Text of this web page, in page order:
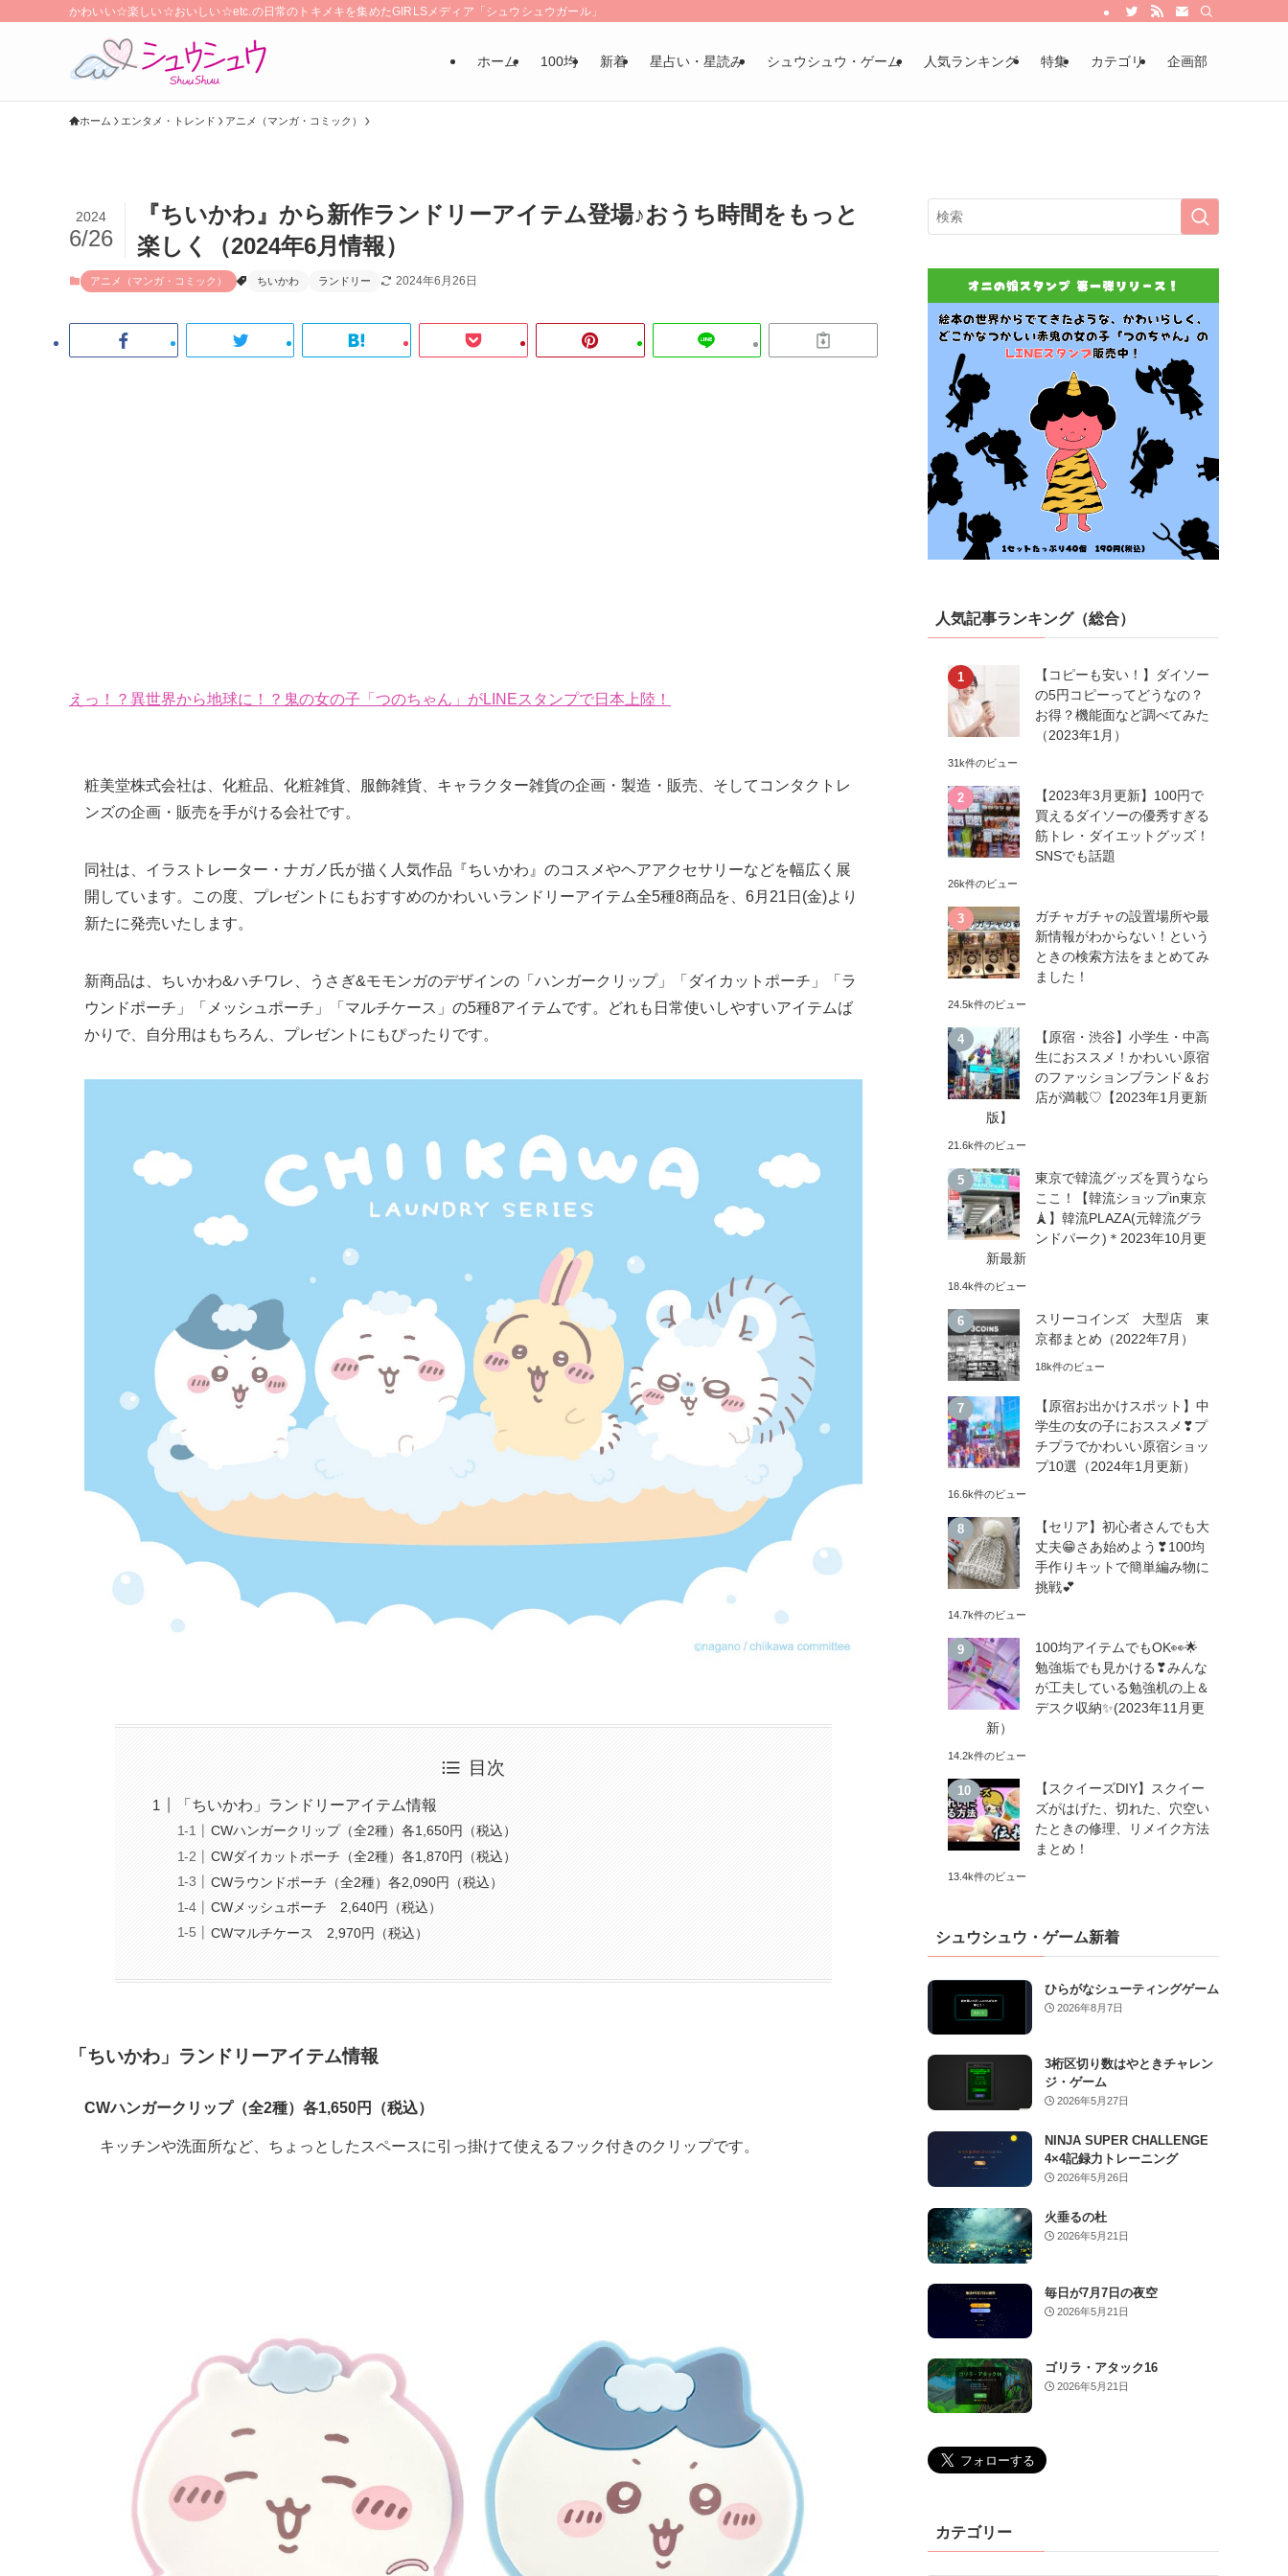
かわいい☆楽しい☆おいしい☆etc.の日常のトキメキを集めたGIRLSメディア「シュウシュウガール」
ホーム 100均 新着 星占い・星読み シュウシュウ・ゲーム 人気ランキング 特集 カテゴリ 企画部
ホーム エンタメ・トレンド アニメ（マンガ・コミック）
『ちいかわ』から新作ランドリーアイテム登場♪おうち時間をもっと
楽しく（2024年6月情報）
2024
6/26
アニメ（マンガ・コミック） ちいかわ ランドリー 2024年6月26日
えっ！？異世界から地球に！？鬼の女の子「つのちゃん」がLINEスタンプで日本上陸！
粧美堂株式会社は、化粧品、化粧雑貨、服飾雑貨、キャラクター雑貨の企画・製造・販売、そしてコンタクトレ
ンズの企画・販売を手がける会社です。
同社は、イラストレーター・ナガノ⽒が描く人気作品『ちいかわ』のコスメやヘアアクセサリーなどを幅広く展
開しています。この度、プレゼントにもおすすめのかわいいランドリーアイテム全5種8商品を、6月21日(金)より
新たに発売いたします。
新商品は、ちいかわ&ハチワレ、うさぎ&モモンガのデザインの「ハンガークリップ」「ダイカットポーチ」「ラ
ウンドポーチ」「メッシュポーチ」「マルチケース」の5種8アイテムです。どれも日常使いしやすいアイテムば
かりで、自分用はもちろん、プレゼントにもぴったりです。
目次
「ちいかわ」ランドリーアイテム情報
CWハンガークリップ（全2種）各1,650円（税込）
CWダイカットポーチ（全2種）各1,870円（税込）
CWラウンドポーチ（全2種）各2,090円（税込）
CWメッシュポーチ 2,640円（税込）
CWマルチケース 2,970円（税込）
「ちいかわ」ランドリーアイテム情報
CWハンガークリップ（全2種）各1,650円（税込）
キッチンや洗⾯所など、ちょっとしたスペースに引っ掛けて使えるフック付きのクリップです。
人気記事ランキング（総合）
【コピーも安い！】ダイソー
の5円コピーってどうなの？
お得？機能面など調べてみた
（2023年1月）
31k件のビュー
【2023年3月更新】100円で
買えるダイソーの優秀すぎる
筋トレ・ダイエットグッズ！
SNSでも話題
26k件のビュー
ガチャガチャの設置場所や最
新情報がわからない！という
ときの検索方法をまとめてみ
ました！
24.5k件のビュー
【原宿・渋谷】小学生・中高
生におススメ！かわいい原宿
のファッションブランド＆お
店が満載♡【2023年1月更新
版】
21.6k件のビュー
東京で韓流グッズを買うなら
ここ！【韓流ショップin東京
🗼】韓流PLAZA(元韓流グラ
ンドパーク)＊2023年10月更
新最新
18.4k件のビュー
スリーコインズ 大型店 東
京都まとめ（2022年7月）
18k件のビュー
【原宿お出かけスポット】中
学生の女の子におススメ❣プ
チプラでかわいい原宿ショッ
プ10選（2024年1月更新）
16.6k件のビュー
【セリア】初心者さんでも大
丈夫😁さあ始めよう❣100均
手作りキットで簡単編み物に
挑戦💕
14.7k件のビュー
100均アイテムでもOK👀🌟
勉強垢でも見かける❣みんな
が工夫している勉強机の上＆
デスク収納✨(2023年11月更
新）
14.2k件のビュー
【スクイーズDIY】スクイー
ズがはげた、切れた、穴空い
たときの修理、リメイク方法
まとめ！
13.4k件のビュー
シュウシュウ・ゲーム新着
ひらがなシューティングゲーム
2026年8月7日
3桁区切り数はやときチャレン
ジ・ゲーム
2026年5月27日
NINJA SUPER CHALLENGE
4×4記録力トレーニング
2026年5月26日
火垂るの杜
2026年5月21日
毎日が7月7日の夜空
2026年5月21日
ゴリラ・アタック16
2026年5月21日
カテゴリー